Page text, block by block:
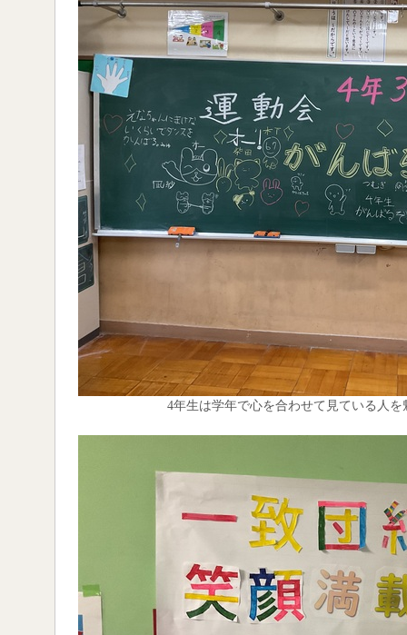
4年生は学年で心を合わせて見ている人